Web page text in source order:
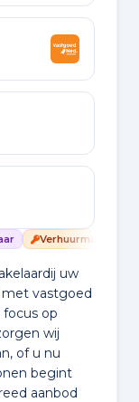
Verhuurmakelaar
uw
vastgoed
op
wij
of u nu
begint
aanbod